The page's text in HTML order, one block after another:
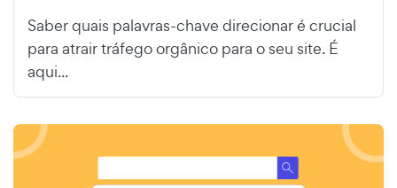
Saber quais palavras-chave direcionar é crucial
para atrair tráfego orgânico para o seu site. É
aqui...